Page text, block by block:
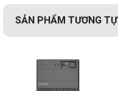
SẢN PHẨM TƯƠNG TỰ